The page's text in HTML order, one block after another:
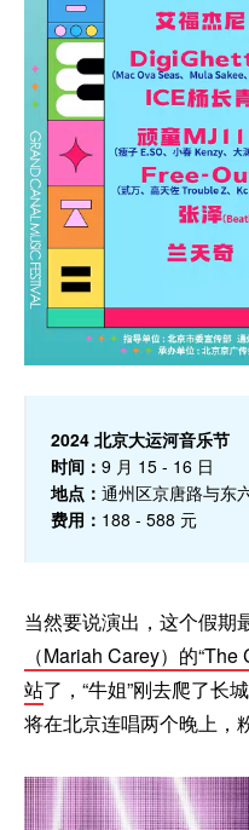
2024 北京大运河音乐节
时间： 9 月 15 - 16 日
地点： 通州区京唐路与东
费用： 188 - 588 元
当然要说演出，这个假期
（Mariah Carey）的
站了，“牛姐”刚去爬了长
将在北京连唱两个晚上，